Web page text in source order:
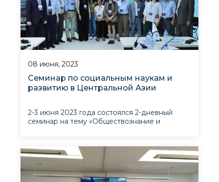
08 июня, 2023
Семинар по социальным наукам и
развитию в Центральной Азии
2-3 июня 2023 года состоялся 2-дневный
семинар на тему «Обществознание и
Университетом Амстердама и Институтом
перспективных международных
исследований.